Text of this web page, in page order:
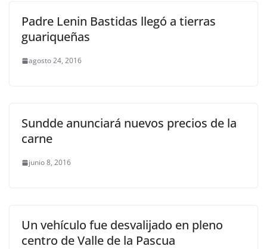
Padre Lenin Bastidas llegó a tierras
guariqueñas
agosto 24, 2016
Sundde anunciará nuevos precios de la
carne
junio 8, 2016
Un vehículo fue desvalijado en pleno
centro de Valle de la Pascua